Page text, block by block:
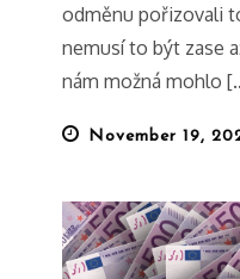
odměnu pořizovali
nemusí to být zase
nám možná mohlo
PostedNovember 19,